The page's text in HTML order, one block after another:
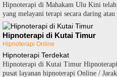
Hipnoterapi di Mahakam Ulu Kini
yang melayani terapi secara daring
Hipnoterapi di Kutai Timur
Hipnoterapi Online
Hipnoterapi Terdekat
Hipnoterapi di Kutai Timur
pusat layanan hipnoterapi Online /